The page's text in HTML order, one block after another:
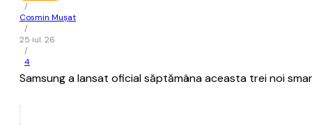
/
Cosmin Mușat
/
25 iul. 26
/
4
Samsung a lansat oficial săptămâna aceasta trei noi